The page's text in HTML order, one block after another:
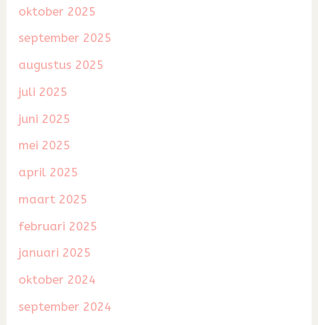
oktober 2025
september 2025
augustus 2025
juli 2025
juni 2025
mei 2025
april 2025
maart 2025
februari 2025
januari 2025
oktober 2024
september 2024